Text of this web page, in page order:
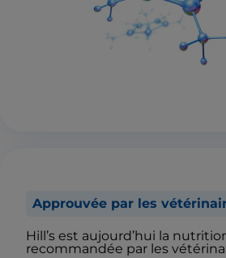
Approuvée par les
Hill’s est aujourd’hui la
recommandée par les